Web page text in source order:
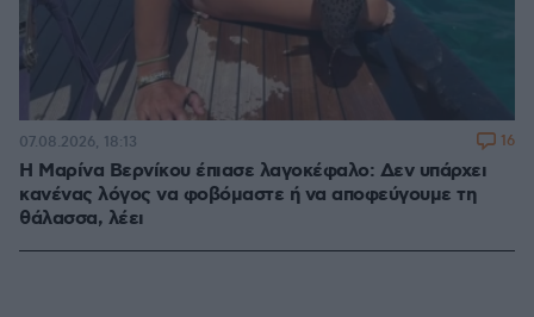
Η Μαρίνα Βερνίκου έπιασε λαγοκέφαλο: Δεν υπάρχει
κανένας λόγος να φοβόμαστε ή να αποφεύγουμε τη
θάλασσα, λέει
07.08.2026, 18:13 16